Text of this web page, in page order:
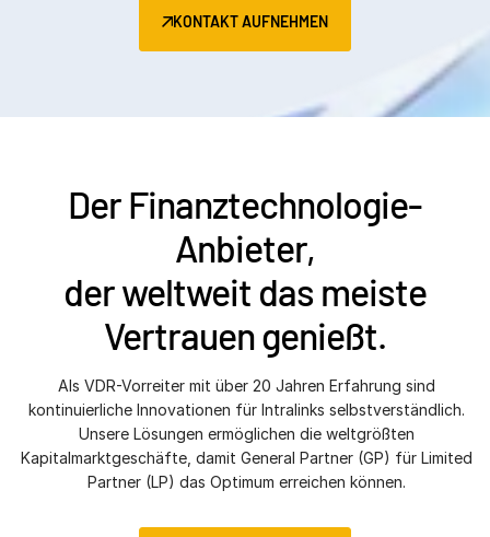
KONTAKT AUFNEHMEN
Der Finanztechnologie-
Anbieter,
der weltweit das meiste
Vertrauen genießt.
Als VDR-Vorreiter mit über 20 Jahren Erfahrung sind
kontinuierliche Innovationen für Intralinks selbstverständlich.
Unsere Lösungen ermöglichen die weltgrößten
Kapitalmarktgeschäfte, damit General Partner (GP) für Limited
Partner (LP) das Optimum erreichen können.